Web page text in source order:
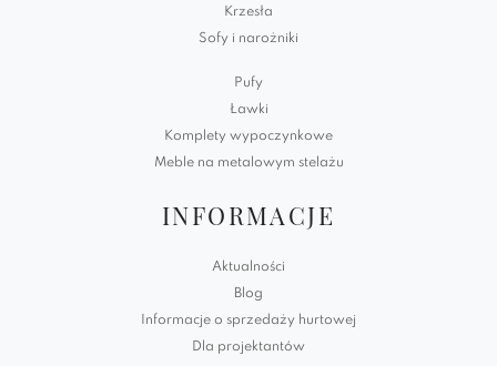
Krzesła
Sofy i narożniki
Pufy
Ławki
Komplety wypoczynkowe
Meble na metalowym stelażu
INFORMACJE
Aktualności
Blog
Informacje o sprzedaży hurtowej
Dla projektantów